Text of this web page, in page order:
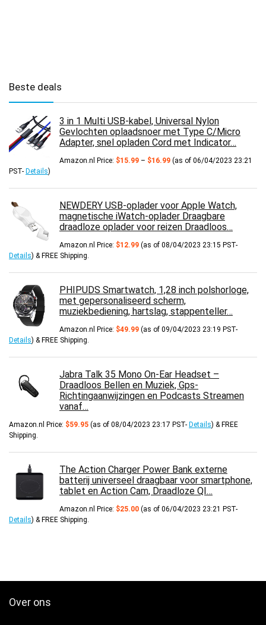
Beste deals
3 in 1 Multi USB-kabel, Universal Nylon
Gevlochten oplaadsnoer met Type C/Micro
Adapter, snel opladen Cord met Indicator…
Amazon.nl Price: $15.99 – $16.99Prijsklasse:
$15.99
(as of 06/04/2023 23:21
PST- Details)
NEWDERY USB-oplader voor Apple Watch,
magnetische iWatch-oplader Draagbare
draadloze oplader voor reizen Draadloos…
Amazon.nl Price: $12.99 (as of 08/04/2023 23:15 PST-
Details) & FREE Shipping.
PHIPUDS Smartwatch, 1,28 inch polshorloge,
met gepersonaliseerd scherm,
muziekbediening, hartslag, stappenteller…
Amazon.nl Price: $49.99 (as of 09/04/2023 23:19 PST-
Details) & FREE Shipping.
Jabra Talk 35 Mono On-Ear Headset –
Draadloos Bellen en Muziek, Gps-
Richtingaanwijzingen en Podcasts Streamen
vanaf…
Amazon.nl Price: $59.95 (as of 08/04/2023 23:17 PST- Details) & FREE
Shipping.
The Action Charger Power Bank externe
batterij universeel draagbaar voor smartphone,
tablet en Action Cam, Draadloze QI…
Amazon.nl Price: $25.00 (as of 06/04/2023 23:21 PST-
Details) & FREE Shipping.
Over ons